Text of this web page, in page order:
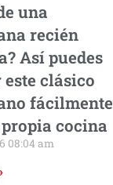
una
recién
Así puedes
clásico
fácilmente
cocina
08:04 am